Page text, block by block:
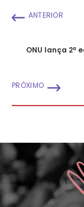
ANTERIOR
ONU lança 2ª
PRÓXIMO